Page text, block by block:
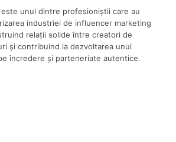
este unul dintre profesioniștii care au
industriei de influencer marketing
relații solide între creatori de
și contribuind la dezvoltarea unui
încredere și parteneriate autentice.